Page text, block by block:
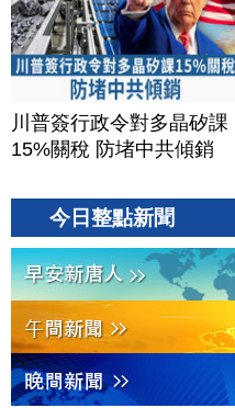
川普簽行政令對多晶矽課
15%關稅 防堵中共傾銷
今日整點新聞